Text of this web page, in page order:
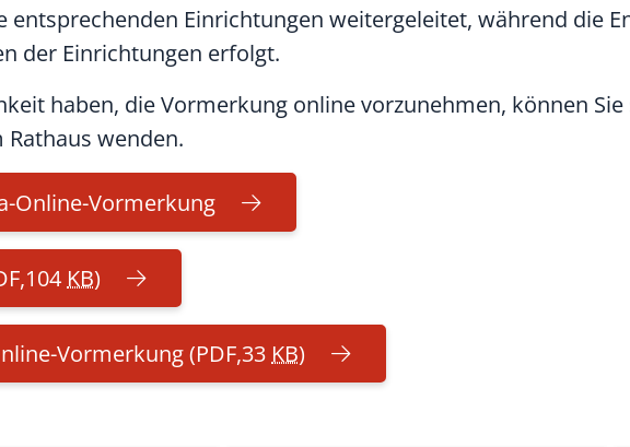
entsprechenden Einrichtungen weitergeleitet, während die
der Einrichtungen erfolgt.
haben, die Vormerkung online vorzunehmen, können
wenden.
Online-Vormerkung
KB)
Vormerkung(PDF,33 KB)